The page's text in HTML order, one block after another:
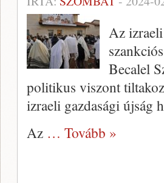
Az
Becalel
politikus viszont
izraeli gazdasági újság
Az … Tovább »